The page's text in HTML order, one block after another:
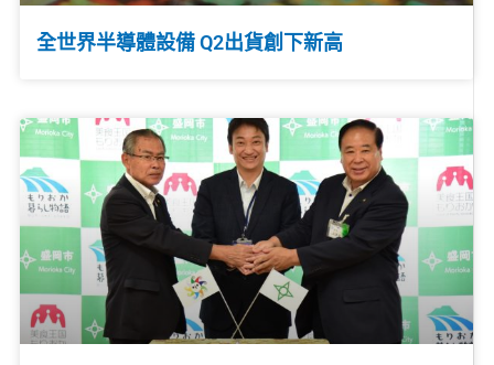
全世界半導體設備 Q2出貨創下新高